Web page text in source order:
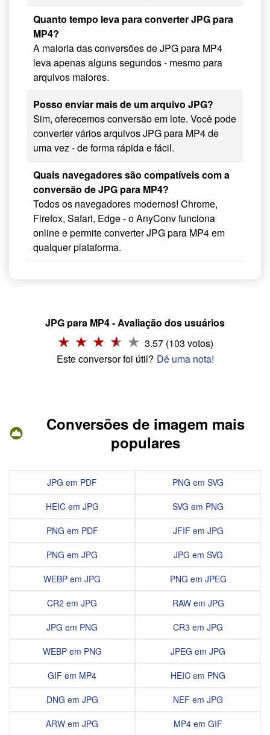
Quanto tempo leva para converter JPG para
MP4?
A maioria das conversões de JPG para MP4
leva apenas alguns segundos - mesmo para
arquivos maiores.
Posso enviar mais de um arquivo JPG?
Sim, oferecemos conversão em lote. Você pode
converter vários arquivos JPG para MP4 de
uma vez - de forma rápida e fácil.
Quais navegadores são compatíveis com a
conversão de JPG para MP4?
Todos os navegadores modernos! Chrome,
Firefox, Safari, Edge - o AnyConv funciona
online e permite converter JPG para MP4 em
qualquer plataforma.
JPG para MP4 - Avaliação dos usuários
3.57 (103 votos)
Este conversor foi útil? Dê uma nota!
Conversões de imagem mais
populares
JPG em PDF
HEIC em JPG
PNG em PDF
PNG em JPG
WEBP em JPG
CR2 em JPG
JPG em PNG
WEBP em PNG
GIF em MP4
DNG em JPG
ARW em JPG
PNG em SVG
SVG em PNG
JFIF em JPG
JPG em SVG
PNG em JPEG
RAW em JPG
CR3 em JPG
JPEG em JPG
HEIC em PNG
NEF em JPG
MP4 em GIF